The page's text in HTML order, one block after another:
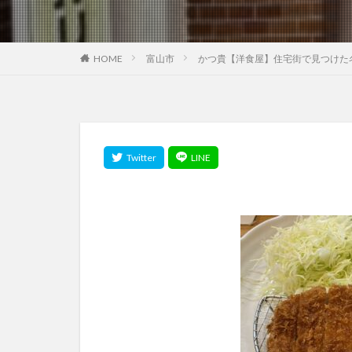
HOME 富山市 かつ貴【洋食屋】住宅街で見つけた